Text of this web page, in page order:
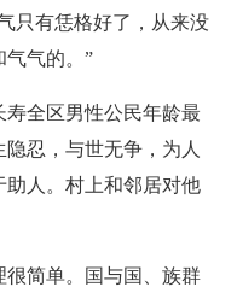
只有恁格好了，从来没
气的。”
全区男性公民年龄最
忍，与世无争，为人
人。村上和邻居对他
简单。国与国、族群